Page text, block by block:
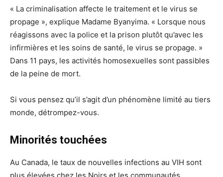
« La criminalisation affecte le traitement et le virus se
propage », explique Madame Byanyima. « Lorsque nous
réagissons avec la police et la prison plutôt qu’avec les
infirmières et les soins de santé, le virus se propage. »
Dans 11 pays, les activités homosexuelles sont passibles
de la peine de mort.
Si vous pensez qu’il s’agit d’un phénomène limité au tiers
monde, détrompez-vous.
Minorités touchées
Au Canada, le taux de nouvelles infections au VIH sont
plus élevées chez les Noirs et les communautés